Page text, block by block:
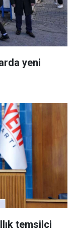
yeni
temsilci